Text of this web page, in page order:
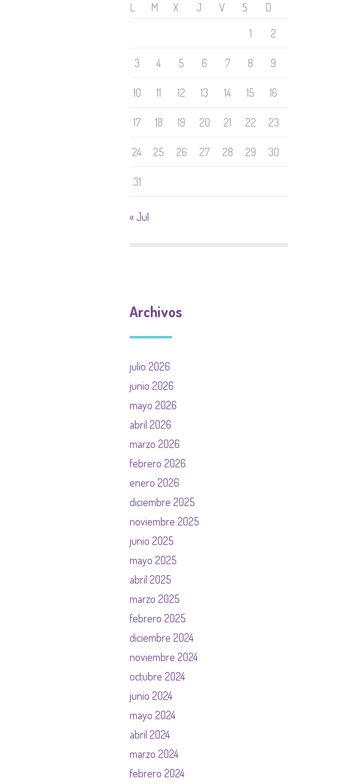
L
M X J V S
D
1
2
3 4 5 6 7 8 9
10 11 12 13 14 15 16
17 18 19 20 21 22 23
24 25 26 27 28 29 30
31
« Jul
Archivos
julio 2026
junio 2026
mayo 2026
abril 2026
marzo 2026
febrero 2026
enero 2026
diciembre 2025
noviembre 2025
junio 2025
mayo 2025
abril 2025
marzo 2025
febrero 2025
diciembre 2024
noviembre 2024
octubre 2024
junio 2024
mayo 2024
abril 2024
marzo 2024
febrero 2024